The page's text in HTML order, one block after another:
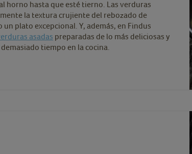
horno hasta que esté tierno. Las verduras
la textura crujiente del rebozado de
plato excepcional. Y, además, en Findus
asadas preparadas de lo más deliciosas y
tiempo en la cocina.